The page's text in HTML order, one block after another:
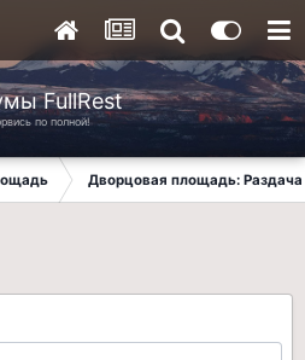
FullRest
по полной!
Дворцовая площадь: Раздача